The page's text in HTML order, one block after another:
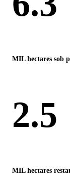
MIL hectares sob
2.5
MIL hectares